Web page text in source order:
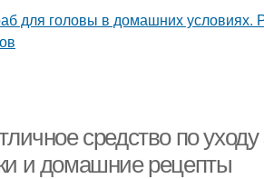
средство по
и домашние рецепты